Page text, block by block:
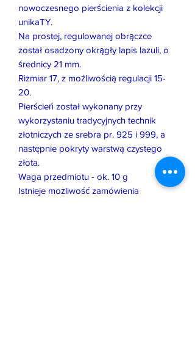
nowoczesnego pierścienia z kolekcji
unikaTY.
Na prostej, regulowanej obrączce
został osadzony okrągły lapis lazuli, o
średnicy 21 mm.
Rizmiar 17, z możliwością regulacji 15-
20.
Pierścień został wykonany przy
wykorzystaniu tradycyjnych technik
złotniczych ze srebra pr. 925 i 999, a
następnie pokryty warstwą czystego
złota.
Waga przedmiotu - ok. 10 g
Istnieje możliwość zamówienia